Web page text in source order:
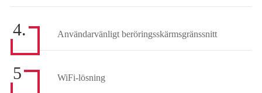
4. Användarvänligt beröringsskärmsgränssnitt
5 WiFi-lösning